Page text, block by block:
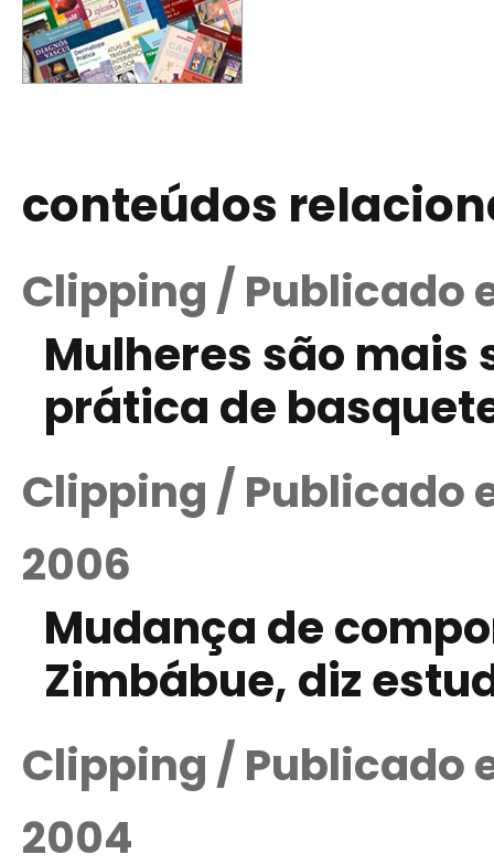
conteúdos
Clipping / Publicado
Mulheres são mais
prática de
Clipping / Publicado
2006
Mudança de
Zimbábue, diz
Clipping / Publicado
2004